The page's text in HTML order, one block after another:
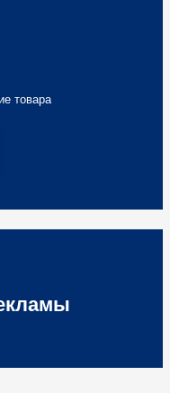
товара